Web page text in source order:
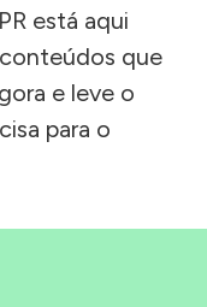
está aqui
que
e leve o
para o